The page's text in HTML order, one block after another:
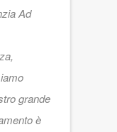
Ad
grande
è